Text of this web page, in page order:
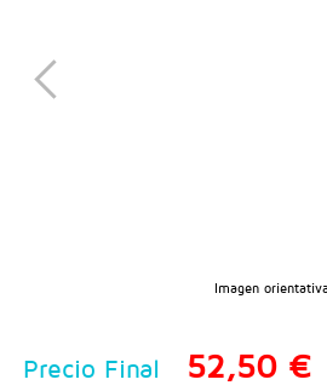
Imagen
Precio Final 52,50 €